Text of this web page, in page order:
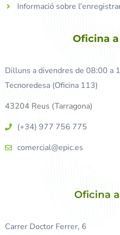
Informació sobre
Oficina
Dilluns a divendres de 08:00 a
Tecnoredesa (Oficina 113)
43204 Reus (Tarragona)
(+34) 977 756 775
comercial@epic.es
Oficina
Carrer Doctor Ferrer, 6